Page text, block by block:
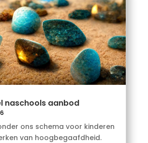
naschools aanbod
ons schema voor kinderen
van hoogbegaafdheid.